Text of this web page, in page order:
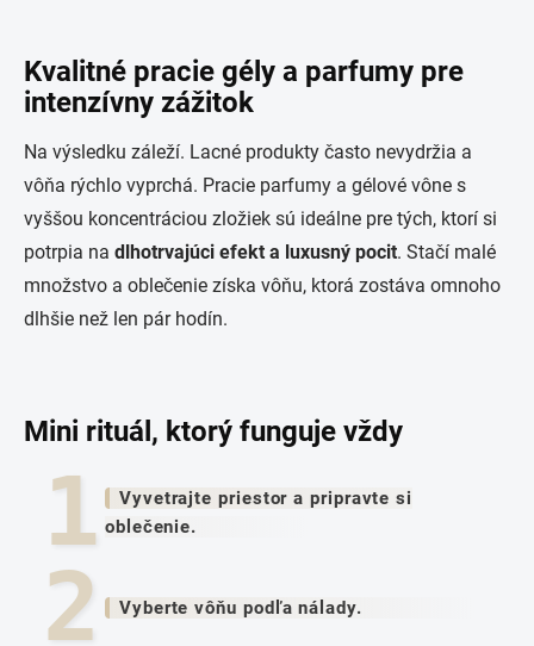
Kvalitné pracie gély a parfumy pre
intenzívny zážitok
Na výsledku záleží. Lacné produkty často nevydržia a
vôňa rýchlo vyprchá. Pracie parfumy a gélové vône s
vyššou koncentráciou zložiek sú ideálne pre tých, ktorí si
potrpia na dlhotrvajúci efekt a luxusný pocit. Stačí malé
množstvo a oblečenie získa vôňu, ktorá zostáva omnoho
dlhšie než len pár hodín.
Mini rituál, ktorý funguje vždy
Vyvetrajte priestor a pripravte si
oblečenie.
Vyberte vôňu podľa nálady.